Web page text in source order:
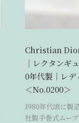
Christian Dior
｜レクタンギ
0年代製｜レデ
＜No.0200＞
1980年代頃に製
社製手巻式ムー